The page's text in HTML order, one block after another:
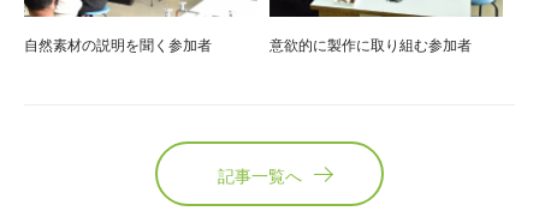
自然素材の説明を聞く参加者 意欲的に製作に取り組む参加者
記事一覧へ